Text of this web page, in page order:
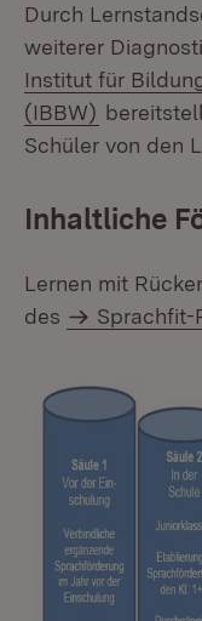
Durch
weiterer
Institut für
(IBBW) (Öffnet in
Schüler von den
Inhaltliche
Lernen mit
des
Sprachfit-